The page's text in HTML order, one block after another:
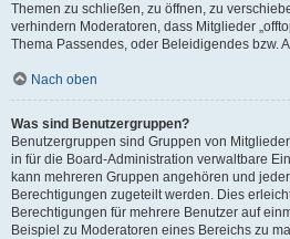
Themen zu schließen, zu öffnen, zu
verhindern Moderatoren, dass Mitglieder
Thema Passendes, oder Beleidigendes bzw.
Nach oben
Was sind Benutzergruppen?
Benutzergruppen sind Gruppen von
in für die Board-Administration verwaltbare
kann mehreren Gruppen angehören und
Berechtigungen zugeteilt werden. Dies
Berechtigungen für mehrere Benutzer auf
Beispiel zu Moderatoren eines Bereichs zu